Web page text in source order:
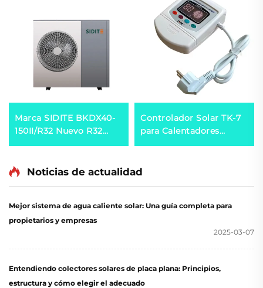
Marca SIDITE BKDX40-
150II/R32 Nuevo R32
Inversor DC Completo
Tecnología Inversor +
Controlador Solar TK-7
para Calentadores
Solares sin Presión
Noticias de actualidad
Mejor sistema de agua caliente solar: Una guía completa para
propietarios y empresas
2025-03-07
Entendiendo colectores solares de placa plana: Principios,
estructura y cómo elegir el adecuado